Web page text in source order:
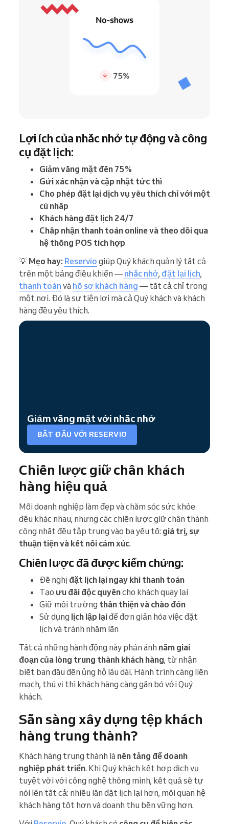
Lợi ích của nhắc nhở tự động và công
cụ đặt lịch:
Giảm vắng mặt đến 75%
Gửi xác nhận và cập nhật tức thì
Cho phép đặt lại dịch vụ yêu thích chỉ với một
cú nhấp
Khách hàng đặt lịch 24/7
Chấp nhận thanh toán online và theo dõi qua
hệ thống POS tích hợp
💡 Mẹo hay: Reservio giúp Quý khách quản lý tất cả
trên một bảng điều khiển — nhắc nhở, đặt lại lịch,
thanh toán và hồ sơ khách hàng — tất cả chỉ trong
một nơi. Đó là sự tiện lợi mà cả Quý khách và khách
hàng đều yêu thích.
Giảm vắng mặt với nhắc nhở
BẮT ĐẦU VỚI RESERVIO
Chiến lược giữ chân khách
hàng hiệu quả
Mỗi doanh nghiệp làm đẹp và chăm sóc sức khỏe
đều khác nhau, nhưng các chiến lược giữ chân thành
công nhất đều tập trung vào ba yếu tố: giá trị, sự
thuận tiện và kết nối cảm xúc.
Chiến lược đã được kiểm chứng:
Đề nghị đặt lịch lại ngay khi thanh toán
Tạo ưu đãi độc quyềncho khách quay lại
Giữ môi trường thân thiện và chào đón
Sử dụng lịch lập lạiđể đơn giản hóa việc đặt
lịch và tránh nhầm lẫn
Tất cả những hành động này phản ánh năm giai
đoạn của lòng trung thành khách hàng, từ nhận
biết ban đầu đến ủng hộ lâu dài. Hành trình càng liền
mạch, thú vị thì khách hàng càng gắn bó với Quý
khách.
Sẵn sàng xây dựng tệp khách
hàng trung thành?
Khách hàng trung thành là nền tảng để doanh
nghiệp phát triển. Khi Quý khách kết hợp dịch vụ
tuyệt vời với công nghệ thông minh, kết quả sẽ tự
nói lên tất cả: nhiều lần đặt lịch lại hơn, mối quan hệ
khách hàng tốt hơn và doanh thu bền vững hơn.